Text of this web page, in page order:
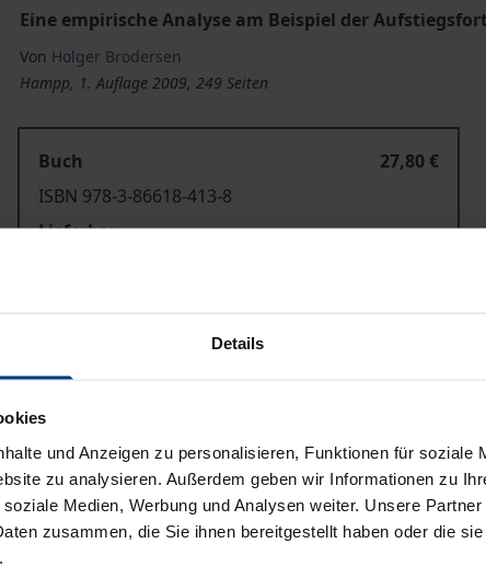
Details
und Anzeigen zu personalisieren, Funktionen für soziale
zu analysieren. Außerdem geben wir Informationen zu
Medien, Werbung und Analysen weiter. Unsere
zusammen, die Sie ihnen bereitgestellt haben oder die
Eine empirische Analyse am Beispiel der
Von Holger Brodersen
Hampp, 1. Auflage 2009, 249 Seiten
Buch
27,80 €
ISBN 978-3-86618-413-8
Lieferbar
Preisangaben inkl. MwSt. Abhängig von der Lieferadresse
In den Warenkorb
Hinweise zu Versandkosten
Bibliografische Angaben